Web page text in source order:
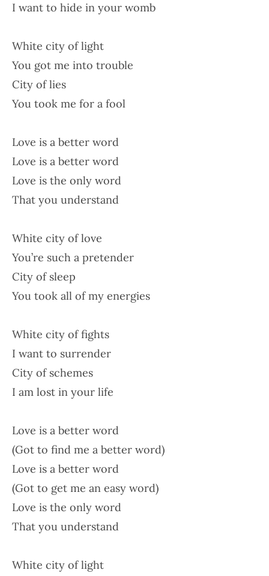
I want to hide in your womb
White city of light
You got me into trouble
City of lies
You took me for a fool
Love is a better word
Love is a better word
Love is the only word
That you understand
White city of love
You’re such a pretender
City of sleep
You took all of my energies
White city of fights
I want to surrender
City of schemes
I am lost in your life
Love is a better word
(Got to find me a better word)
Love is a better word
(Got to get me an easy word)
Love is the only word
That you understand
White city of light